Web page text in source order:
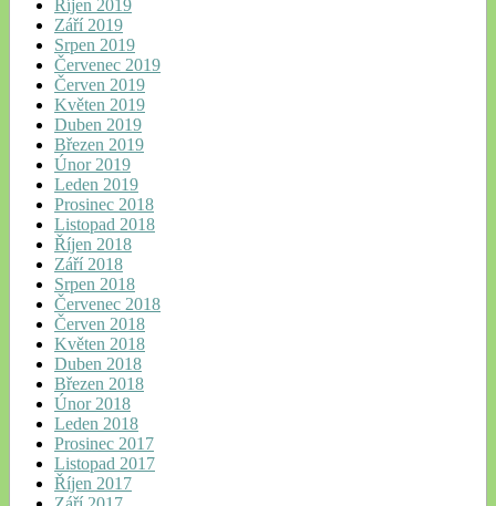
Říjen 2019
Září 2019
Srpen 2019
Červenec 2019
Červen 2019
Květen 2019
Duben 2019
Březen 2019
Únor 2019
Leden 2019
Prosinec 2018
Listopad 2018
Říjen 2018
Září 2018
Srpen 2018
Červenec 2018
Červen 2018
Květen 2018
Duben 2018
Březen 2018
Únor 2018
Leden 2018
Prosinec 2017
Listopad 2017
Říjen 2017